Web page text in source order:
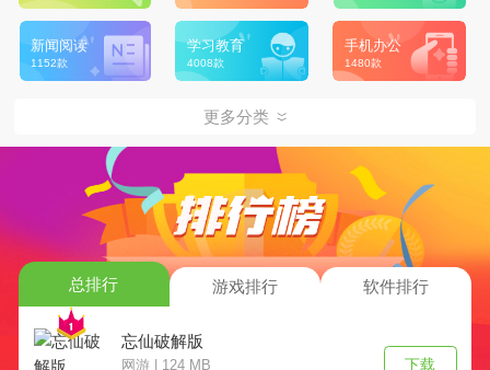
新闻阅读
1152款
学习教育
4008款
手机办公
1480款
更多分类
总排行 游戏排行 软件排行
忘仙破解版
网游 | 124 MB
下载